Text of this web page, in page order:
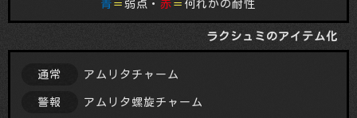
青 ＝弱点・赤 ＝ 何れかの耐性
ラクシュミのアイテム化
通常 アムリタチャーム
警報 アムリタ螺旋チャーム